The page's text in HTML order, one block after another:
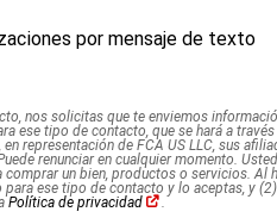
por mensaje de texto
nos solicitas que te enviemos
ese tipo de contacto, que se hará a
representación de FCA US LLC, sus
renunciar en cualquier momento.
un bien, productos o servicios. Al
para ese tipo de contacto y lo aceptas, y
Política de privacidad(Abrir
.